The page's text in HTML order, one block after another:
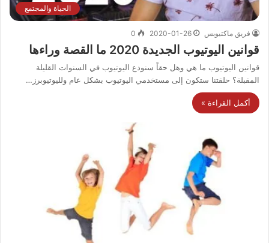
الحياة والمجتمع
فريق ماكتيوبس 2020-01-26
0
قوانين اليوتيوب الجديدة 2020 ما القصة وراءها
قوانين اليوتيوب ما هي وهل حقاً سنودع اليوتيوب في السنوات القليلة
المقبلة؟ حلقتنا ستكون إلى مستخدمي اليوتيوب بشكل عام ولليوتيوبرز…
أكمل القراءة »